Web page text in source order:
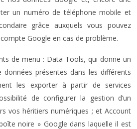
un numéro de téléphone mobile et
grâce auxquels vous pouvez
Google en cas de problème.
de menu : Data Tools, qui donne un
présentes dans les différents
les exporter à partir de services
de configurer la gestion d’un
vos héritiers numériques ; et Account
noire » Google dans laquelle il est